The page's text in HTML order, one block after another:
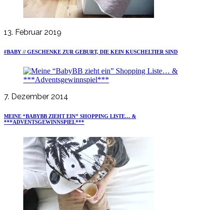
13. Februar 2019
#BABY // GESCHENKE ZUR GEBURT, DIE KEIN KUSCHELTIER SIND
7. Dezember 2014
MEINE “BABYBB ZIEHT EIN” SHOPPING LISTE… &
***ADVENTSGEWINNSPIEL***